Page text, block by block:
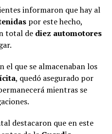
informaron que hay al
por este hecho,
total de diez automotores
el que se almacenaban los
, quedó asegurado por
mientras se
destacaron que en este